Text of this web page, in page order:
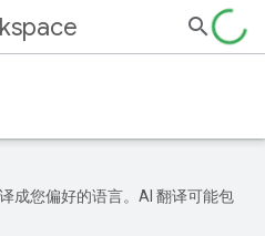
成您偏好的语言。AI 翻译可能包